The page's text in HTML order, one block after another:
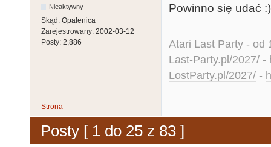
Nieaktywny
Skąd: Opalenica
Zarejestrowany: 2002-03-12
Posty: 2,886
Powinno się udać :)
Atari Last Party - od
Last-Party.pl/2027/ -
LostParty.pl/2027/ -
Strona
Posty [ 1 do 25 z 83 ]